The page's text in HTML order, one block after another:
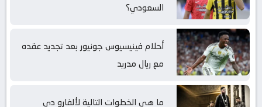
السعودي؟
أحلام فينيسيوس جونيور بعد تجديد عقده
مع ريال مدريد
ما هي الخطوات التالية لألفارو دي